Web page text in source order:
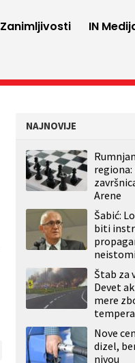
Zanimljivosti
IN
NAJNOVIJE
Arene
Šabić:
biti
Štab za
Devet
mere
Nove
dizel,
nivou